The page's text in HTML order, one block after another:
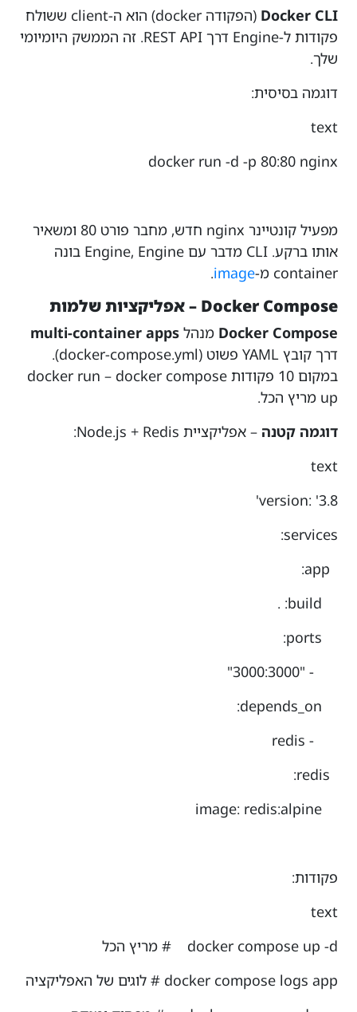
Docker CLI (הפקודה docker
) הוא ה-client ששולח
פקודות ל-Engine דרך REST API. זה הממשק היומיומי
שלך.
דוגמה בסיסית:
text
docker run -d -p 80:80 nginx
מפעיל קונטיינר nginx חדש, מחבר פורט 80 ומשאיר
אותו ברקע. CLI מדבר עם Engine, Engine בונה
container מ-
image
.
Docker Compose – אפליקציות שלמות
Docker Compose מנהל multi-container apps
דרך קובץ YAML פשוט (docker-compose.yml).
במקום 10 פקודות docker run –
docker compose
up מריץ הכל.
דוגמה קטנה – אפליקציית Node.js + Redis:
text
version: '3.8'
services:
- "3000:3000"
- redis
פקודות:
text
docker compose up -d # מריץ הכל
docker compose logs app # לוגים של האפליקציה